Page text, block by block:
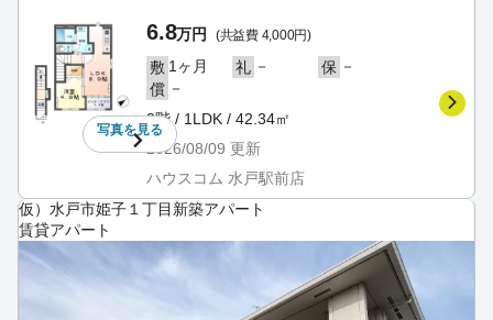
写真を見る
6.8万円 (共益費 4,000円)
敷 1ヶ月 礼 － 保 －
償 －
2階 / 1LDK / 42.34㎡
2026/08/09 更新
ハウスコム 水戸駅前店
仮）水戸市姫子１丁目新築アパート
賃貸アパート